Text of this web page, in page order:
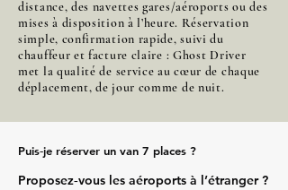
distance, des navettes gares/aéroports ou des
mises à disposition à l’heure. Réservation
simple, confirmation rapide, suivi du
chauffeur et facture claire : Ghost Driver
met la qualité de service au cœur de chaque
déplacement, de jour comme de nuit.
Puis‑je réserver un van 7 places ?
Proposez‑vous les aéroports à l’étranger ?